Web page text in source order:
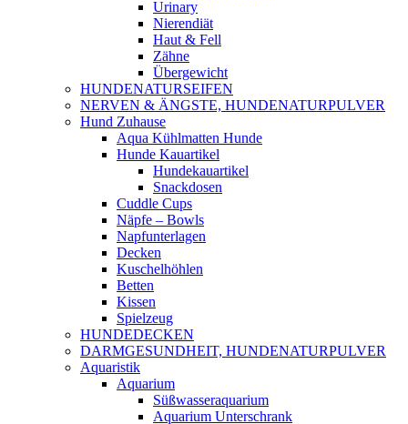
Urinary
Nierendiät
Haut & Fell
Zähne
Übergewicht
HUNDENATURSEIFEN
NERVEN & ÄNGSTE, HUNDENATURPULVER
Hund Zuhause
Aqua Kühlmatten Hunde
Hunde Kauartikel
Hundekauartikel
Snackdosen
Cuddle Cups
Näpfe – Bowls
Napfunterlagen
Decken
Kuschelhöhlen
Betten
Kissen
Spielzeug
HUNDEDECKEN
DARMGESUNDHEIT, HUNDENATURPULVER
Aquaristik
Aquarium
Süßwasseraquarium
Aquarium Unterschrank